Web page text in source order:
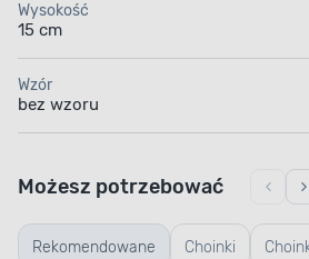
Wysokość
15 cm
Wzór
bez wzoru
Rekomendowane Choinki
Możesz potrzebować